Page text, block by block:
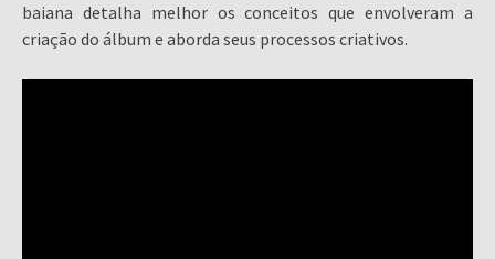
baiana detalha melhor os conceitos que envolveram a
criação do álbum e aborda seus processos criativos.